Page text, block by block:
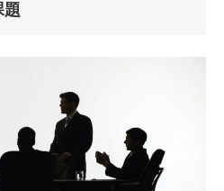
題